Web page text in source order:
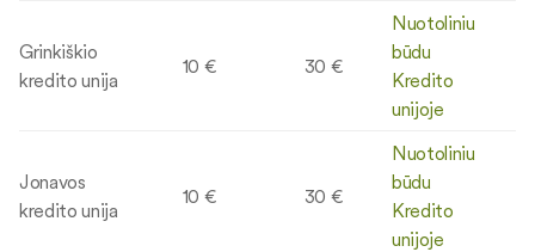
Grinkiškio
kredito unija
10 € 30 €
Nuotoliniu
būdu
Kredito
unijoje
Jonavos
kredito unija
10 € 30 €
Nuotoliniu
būdu
Kredito
unijoje